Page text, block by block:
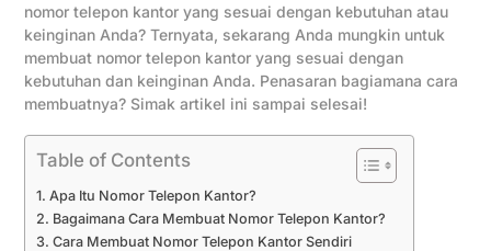
nomor telepon kantor yang sesuai dengan kebutuhan atau
keinginan Anda? Ternyata, sekarang Anda mungkin untuk
membuat nomor telepon kantor yang sesuai dengan
kebutuhan dan keinginan Anda. Penasaran bagiamana cara
membuatnya? Simak artikel ini sampai selesai!
Table of Contents
Apa Itu Nomor Telepon Kantor?
Bagaimana Cara Membuat Nomor Telepon Kantor?
Cara Membuat Nomor Telepon Kantor Sendiri